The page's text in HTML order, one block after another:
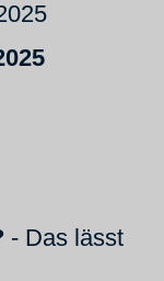
- Das lässt